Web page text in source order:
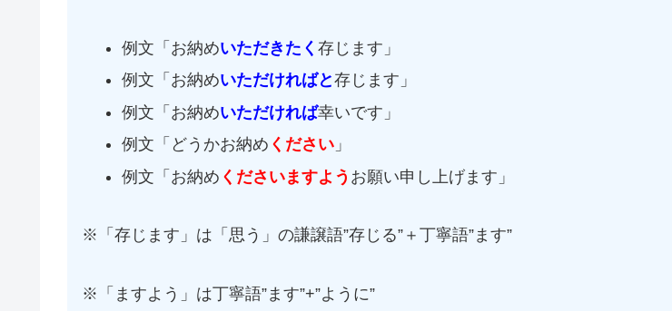
例文「お納めいただき たく 存じます」
例文「お納めいただければと存じます」
例文「お納めいただければ幸いです」
例文「どうかお納め ください」
例文「お納め くださいますよう お願い申し上げます」
※「存じます」は「思う」の謙譲語”存じる”＋丁寧語”ます”
※「ますよう」は丁寧語”ます”+”ように”